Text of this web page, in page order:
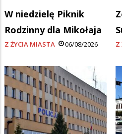
W niedzielę Piknik
Rodzinny dla Mikołaja
Z ŻYCIA MIASTA 06/08/2026 Z